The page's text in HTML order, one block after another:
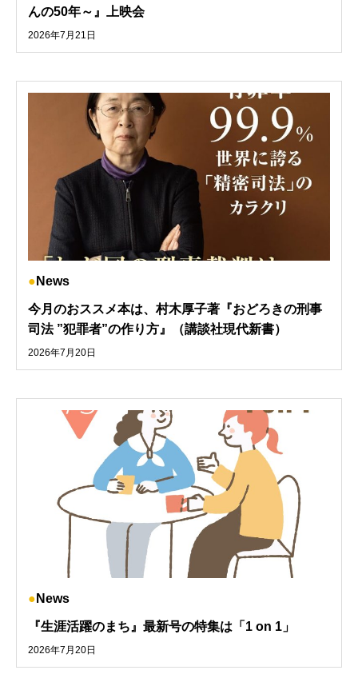
んの50年～』上映会
2026年7月21日
News
今月のおススメ本は、村木厚子著『おどろきの刑事
司法 ”犯罪者”の作り方』（講談社現代新書）
2026年7月20日
News
『生涯活躍のまち』最新号の特集は「1 on 1」
2026年7月20日